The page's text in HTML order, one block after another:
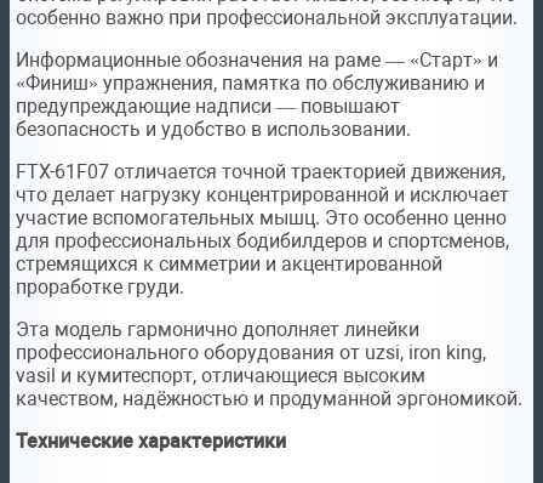
особенно важно при профессиональной эксплуатации.
Информационные обозначения на раме — «Старт» и
«Финиш» упражнения, памятка по обслуживанию и
предупреждающие надписи — повышают
безопасность и удобство в использовании.
FTX-61F07 отличается точной траекторией движения,
что делает нагрузку концентрированной и исключает
участие вспомогательных мышц. Это особенно ценно
для профессиональных бодибилдеров и спортсменов,
стремящихся к симметрии и акцентированной
проработке груди.
Эта модель гармонично дополняет линейки
профессионального оборудования от uzsi, iron king,
vasil и кумитеспорт, отличающиеся высоким
качеством, надёжностью и продуманной эргономикой.
Технические характеристики